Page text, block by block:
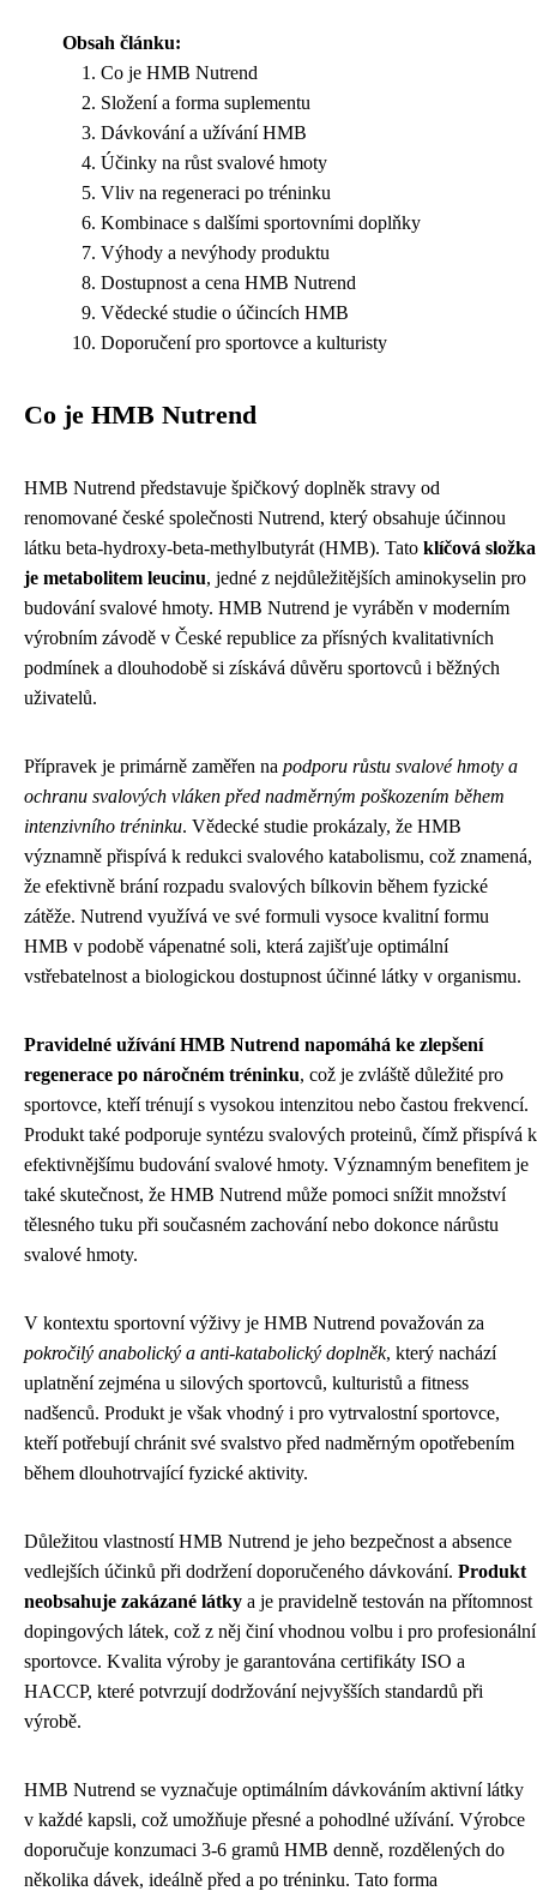
Obsah článku:
Co je HMB Nutrend
Složení a forma suplementu
Dávkování a užívání HMB
Účinky na růst svalové hmoty
Vliv na regeneraci po tréninku
Kombinace s dalšími sportovními doplňky
Výhody a nevýhody produktu
Dostupnost a cena HMB Nutrend
Vědecké studie o účincích HMB
Doporučení pro sportovce a kulturisty
Co je HMB Nutrend
HMB Nutrend představuje špičkový doplněk stravy od
renomované české společnosti Nutrend, který obsahuje účinnou
látku beta-hydroxy-beta-methylbutyrát (HMB). Tato klíčová složka
je metabolitem leucinu, jedné z nejdůležitějších aminokyselin pro
budování svalové hmoty. HMB Nutrend je vyráběn v moderním
výrobním závodě v České republice za přísných kvalitativních
podmínek a dlouhodobě si získává důvěru sportovců i běžných
uživatelů.
Přípravek je primárně zaměřen na podporu růstu svalové hmoty a
ochranu svalových vláken před nadměrným poškozením během
intenzivního tréninku. Vědecké studie prokázaly, že HMB
významně přispívá k redukci svalového katabolismu, což znamená,
že efektivně brání rozpadu svalových bílkovin během fyzické
zátěže. Nutrend využívá ve své formuli vysoce kvalitní formu
HMB v podobě vápenatné soli, která zajišťuje optimální
vstřebatelnost a biologickou dostupnost účinné látky v organismu.
Pravidelné užívání HMB Nutrend napomáhá ke zlepšení
regenerace po náročném tréninku, což je zvláště důležité pro
sportovce, kteří trénují s vysokou intenzitou nebo častou frekvencí.
Produkt také podporuje syntézu svalových proteinů, čímž přispívá k
efektivnějšímu budování svalové hmoty. Významným benefitem je
také skutečnost, že HMB Nutrend může pomoci snížit množství
tělesného tuku při současném zachování nebo dokonce nárůstu
svalové hmoty.
V kontextu sportovní výživy je HMB Nutrend považován za
pokročilý anabolický a anti-katabolický doplněk, který nachází
uplatnění zejména u silových sportovců, kulturistů a fitness
nadšenců. Produkt je však vhodný i pro vytrvalostní sportovce,
kteří potřebují chránit své svalstvo před nadměrným opotřebením
během dlouhotrvající fyzické aktivity.
Důležitou vlastností HMB Nutrend je jeho bezpečnost a absence
vedlejších účinků při dodržení doporučeného dávkování. Produkt
neobsahuje zakázané látky a je pravidelně testován na přítomnost
dopingových látek, což z něj činí vhodnou volbu i pro profesionální
sportovce. Kvalita výroby je garantována certifikáty ISO a
HACCP, které potvrzují dodržování nejvyšších standardů při
výrobě.
HMB Nutrend se vyznačuje optimálním dávkováním aktivní látky
v každé kapsli, což umožňuje přesné a pohodlné užívání. Výrobce
doporučuje konzumaci 3-6 gramů HMB denně, rozdělených do
několika dávek, ideálně před a po tréninku. Tato forma